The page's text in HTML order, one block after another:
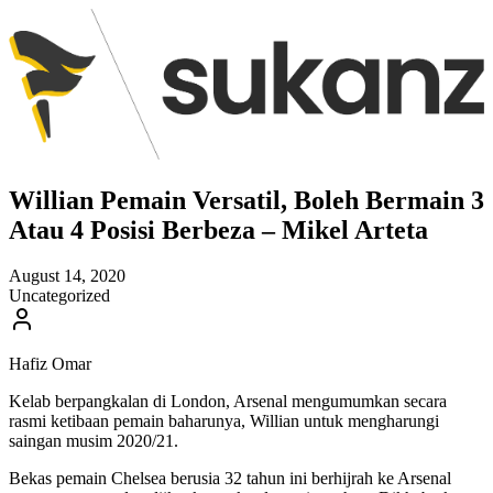
Willian Pemain Versatil, Boleh Bermain 3
Atau 4 Posisi Berbeza – Mikel Arteta
August 14, 2020
Uncategorized
Hafiz Omar
Kelab berpangkalan di London, Arsenal mengumumkan secara
rasmi ketibaan pemain baharunya, Willian untuk mengharungi
saingan musim 2020/21.
Bekas pemain Chelsea berusia 32 tahun ini berhijrah ke Arsenal